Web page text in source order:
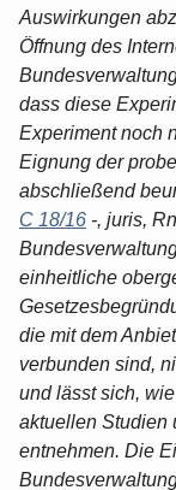
Auswirkungen
Öffnung des
dass diese
Experiment noch
Eignung der
abschließend
C 18/16 -, juris,
einheitliche
die mit dem
verbunden sind,
und lässt sich,
aktuellen Studien
entnehmen. Die